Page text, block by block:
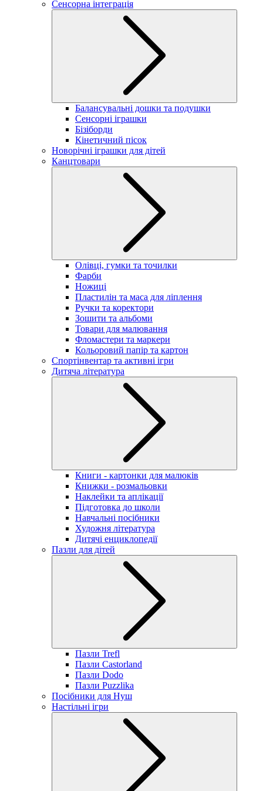
Сенсорна інтеграція
Балансувальні дошки та подушки
Сенсорні іграшки
Бізіборди
Кінетичний пісок
Новорічні іграшки для дітей
Канцтовари
Олівці, гумки та точилки
Фарби
Ножиці
Пластилін та маса для ліплення
Ручки та коректори
Зошити та альбоми
Товари для малювання
Фломастери та маркери
Кольоровий папір та картон
Спортінвентар та активні ігри
Дитяча література
Книги - картонки для малюків
Книжки - розмальовки
Наклейки та аплікації
Підготовка до школи
Навчальні посібники
Художня література
Дитячі енциклопедії
Пазли для дітей
Пазли Trefl
Пазли Castorland
Пазли Dodo
Пазли Puzzlika
Посібники для Нуш
Настільні ігри